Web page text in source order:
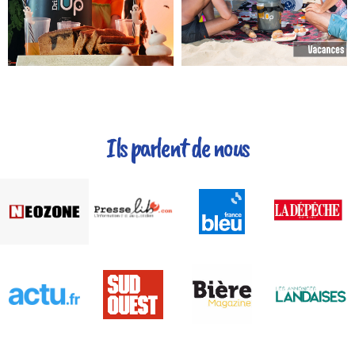
Ils parlent de nous